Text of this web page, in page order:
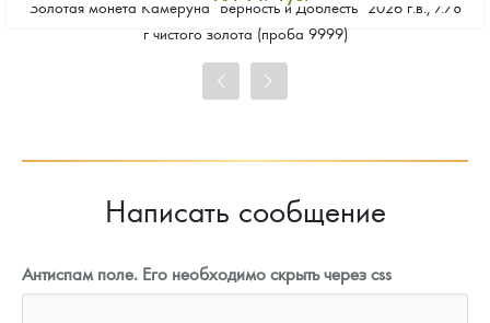
Золотая монета Камеруна "Верность и Доблесть" 2026 г.в., 7.78
г чистого золота (проба 9999)
Стандартная цена
Цена выкупа
Написать сообщение
Антиспам поле. Его необходимо скрыть через css